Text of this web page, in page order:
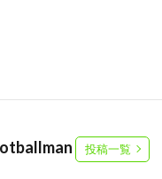
投稿一覧